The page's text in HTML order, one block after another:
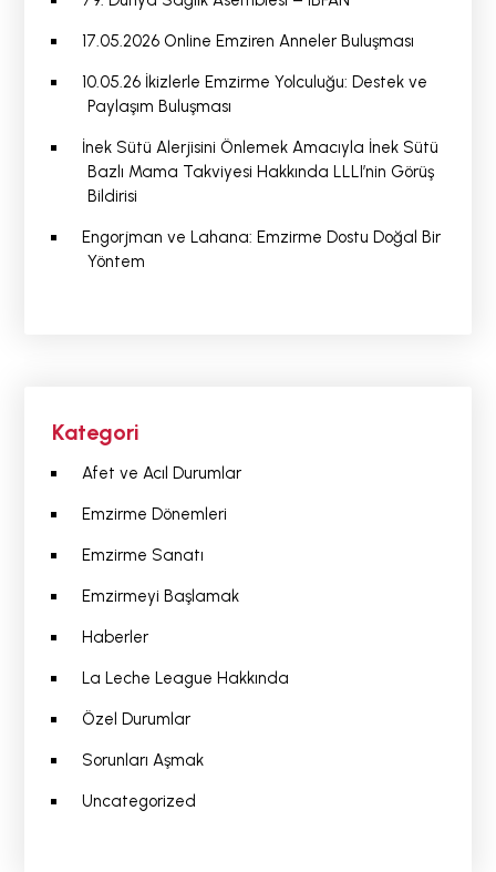
17.05.2026 Online Emziren Anneler Buluşması
10.05.26 İkizlerle Emzirme Yolculuğu: Destek ve
Paylaşım Buluşması
İnek Sütü Alerjisini Önlemek Amacıyla İnek Sütü
Bazlı Mama Takviyesi Hakkında LLLI’nin Görüş
Bildirisi
Engorjman ve Lahana: Emzirme Dostu Doğal Bir
Yöntem
Kategori
Afet ve Acıl Durumlar
Emzirme Dönemleri
Emzirme Sanatı
Emzirmeyi Başlamak
Haberler
La Leche League Hakkında
Özel Durumlar
Sorunları Aşmak
Uncategorized